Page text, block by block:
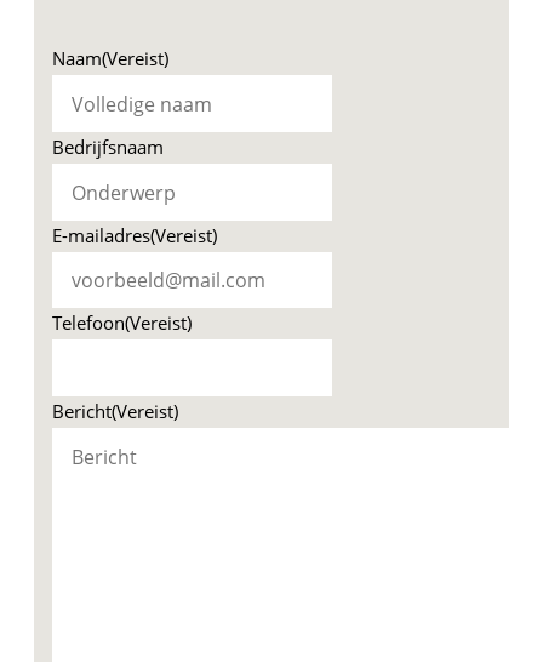
Naam(Vereist)
Bedrijfsnaam
E-mailadres(Vereist)
Telefoon(Vereist)
Bericht(Vereist)